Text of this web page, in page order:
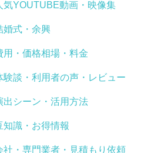
気YOUTUBE動画・映像集
婚式・余興
用・価格相場・料金
験談・利用者の声・レビュー
出シーン・活用方法
知識・お得情報
社・専門業者・見積もり依頼